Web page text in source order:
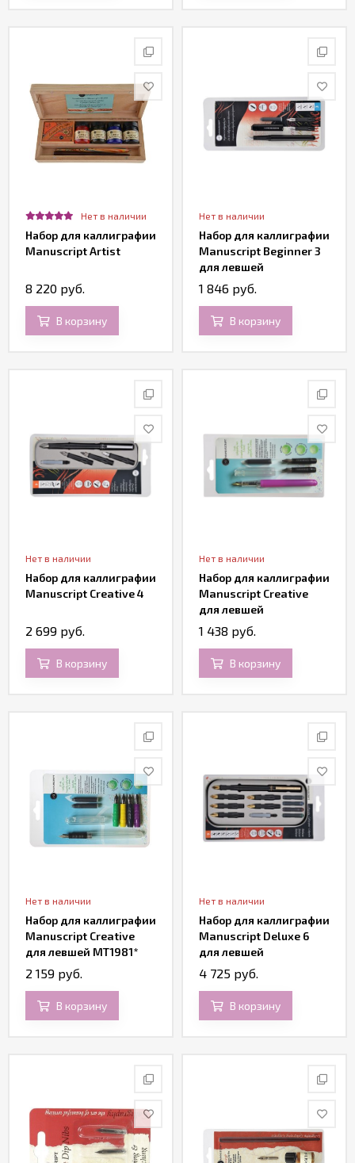
Нет в наличии
Набор для каллиграфии
Manuscript Artist
8 220 руб.
В корзину
Нет в наличии
Набор для каллиграфии
Manuscript Beginner 3
для левшей
1 846 руб.
В корзину
Нет в наличии
Набор для каллиграфии
Manuscript Creative 4
2 699 руб.
В корзину
Нет в наличии
Набор для каллиграфии
Manuscript Creative
для левшей
1 438 руб.
В корзину
Нет в наличии
Набор для каллиграфии
Manuscript Creative
для левшей MT1981*
2 159 руб.
В корзину
Нет в наличии
Набор для каллиграфии
Manuscript Deluxe 6
для левшей
4 725 руб.
В корзину